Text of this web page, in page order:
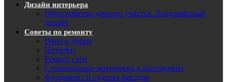
Дизайн интерьера
Обустройство дачного участка. Ландшафтный
дизайн
Советы по ремонту
Окна и двери
Потолки
Ремонт стен
Строительные материалы и инструмент
Фундамент и отделка фасадов